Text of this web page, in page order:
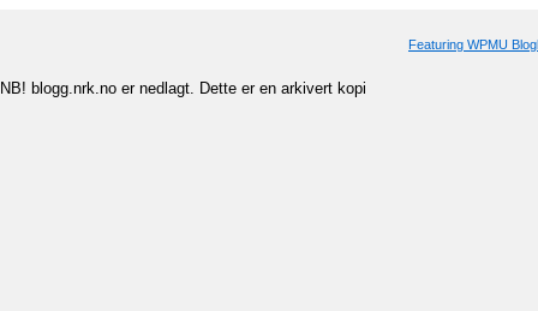
Featuring WPMU
NB! blogg.nrk.no er nedlagt. Dette er en arkivert kopi